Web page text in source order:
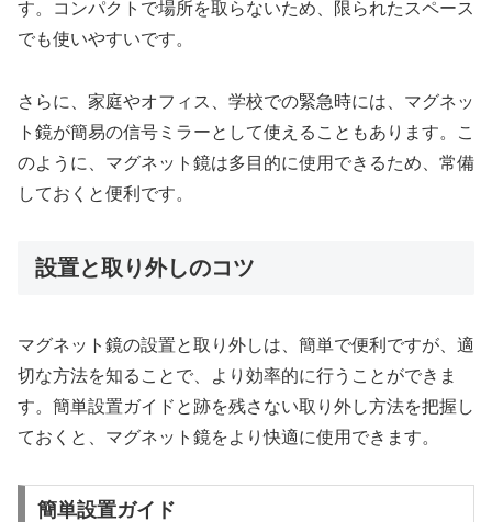
す。コンパクトで場所を取らないため、限られたスペース
でも使いやすいです。
さらに、家庭やオフィス、学校での緊急時には、マグネッ
ト鏡が簡易の信号ミラーとして使えることもあります。こ
のように、マグネット鏡は多目的に使用できるため、常備
しておくと便利です。
設置と取り外しのコツ
マグネット鏡の設置と取り外しは、簡単で便利ですが、適
切な方法を知ることで、より効率的に行うことができま
す。簡単設置ガイドと跡を残さない取り外し方法を把握し
ておくと、マグネット鏡をより快適に使用できます。
簡単設置ガイド